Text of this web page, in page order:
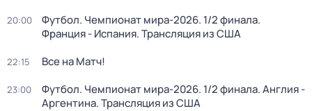
20:00
Футбол. Чемпионат мира-2026. 1/2 финала.
Франция - Испания. Трансляция из США
22:15 Все на Матч!
23:00
Футбол. Чемпионат мира-2026. 1/2 финала. Англия -
Аргентина. Трансляция из США